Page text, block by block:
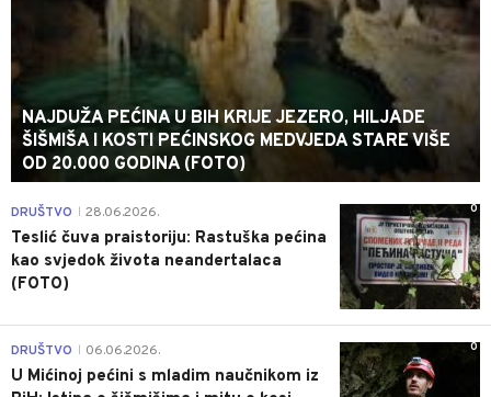
NAJDUŽA PEĆINA U BIH KRIJE JEZERO, HILJADE
ŠIŠMIŠA I KOSTI PEĆINSKOG MEDVJEDA STARE VIŠE
OD 20.000 GODINA (FOTO)
0
DRUŠTVO 28.06.2026.
Teslić čuva praistoriju: Rastuška pećina
kao svjedok života neandertalaca
(FOTO)
0
DRUŠTVO 06.06.2026.
U Mićinoj pećini s mladim naučnikom iz